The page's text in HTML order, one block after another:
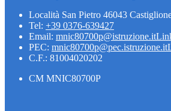
Località San Pietro 46043
Tel: +39 0376-639427
Email: mnic80700p@istruzione.it
PEC: mnic80700p@pec.istruzione.it
C.F.: 81004020202
CM MNIC80700P